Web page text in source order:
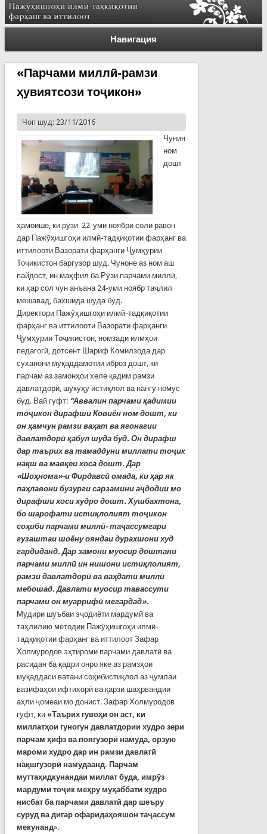
Навигация
«Парчами миллӣ-рамзи
ҳувиятсози тоҷикон»
Чоп шуд: 23/11/2016
Чунин
ном
дошт
ҳамоише, ки рӯзи 22-уми ноябри соли равон
дар Пажӯҳишгоҳи илмӣ-тадқиқотии фарҳанг ва
иттилооти Вазорати фарҳанги Ҷумҳурии
Тоҷикистон баргузор шуд. Чуноне аз ном аш
пайдост, ин маҳфил ба Рӯзи парчами миллӣ,
ки ҳар сол чун анъана 24-уми ноябр таҷлил
мешавад, бахшида шуда буд.
Директори Пажӯҳишгоҳи илмӣ-тадқиқотии
фарҳанг ва иттилооти Вазорати фарҳанги
Ҷумҳурии Тоҷикистон, номзади илмҳои
педагогӣ, дотсент Шариф Комилзода дар
суханони муқаддамотии иброз дошт, ки
парчам аз замонҳои хеле қадим рамзи
давлатдорӣ, шукӯҳу истиқлол ва нангу номус
буд. Вай гуфт: “Аввалин парчами қадимии
тоҷикон дирафши Ковиён ном дошт, ки
он ҳамчун рамзи ваҳат ва ягонагии
давлатдорӣ қабул шуда буд. Он дирафш
дар таърих ва тамаддуни миллати тоҷик
нақш ва мавқеи хоса дошт. Дар
«Шоҳнома»-и Фирдавсӣ омада, ки ҳар як
паҳлавони бузурги сарзамини аҷдодии мо
дирафши хоси худро дошт. Хушбахтона,
бо шарофати истиқлолият тоҷикон
соҳиби парчами миллӣ- таҷассумгари
гузаштаи шоёну ояндаи дурахшони худ
гардиданд. Дар замони муосир доштани
парчами миллӣ ин нишони истиқлолият,
рамзи давлатдорӣ ва ваҳдати миллӣ
мебошад. Давлати муосир тавассути
парчами он муаррифӣ мегардад».
Мудири шуъбаи эҷодиёти мардумӣ ва
таҳлилию методии Пажӯҳишгоҳи илмӣ-
тадқиқотии фарҳанг ва иттилоот Зафар
Холмуродов эҳтироми парчами давлатӣ ва
расидан ба қадри онро яке аз рамзҳои
муқаддаси ватани соҳибистиқлол аз ҷумлаи
вазифаҳои ифтихорӣ ва қарзи шаҳрвандии
аҳли ҷомеаи мо донист. Зафар Холмуродов
гуфт, ки «Таърих гувоҳи он аст, ки
миллатҳои гуногун давлатдории худро зери
парчам ҳифз ва поягузорӣ намуда, орзую
мароми худро дар ин рамзи давлатӣ
нақшгузорӣ намудаанд. Парчам
муттаҳидкунандаи миллат буда, имрӯз
мардуми тоҷик меҳру муҳаббати худро
нисбат ба парчами давлатӣ дар шеъру
суруд ва дигар офаридаҳояшон таҷассум
мекунанд».